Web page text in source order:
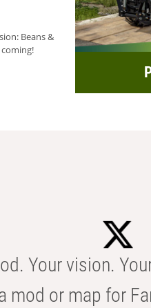
Beans &
Your vision.
mod or map for